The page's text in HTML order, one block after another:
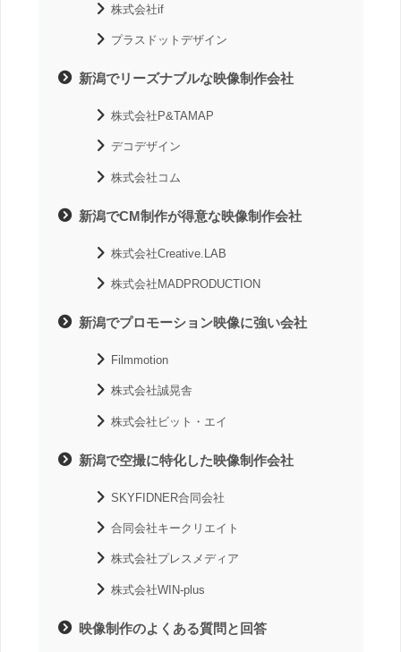
株式会社if
プラスドットデザイン
新潟でリーズナブルな映像制作会社
株式会社P&TAMAP
デコデザイン
株式会社コム
新潟でCM制作が得意な映像制作会社
株式会社Creative.LAB
株式会社MADPRODUCTION
新潟でプロモーション映像に強い会社
Filmmotion
株式会社誠晃舎
株式会社ビット・エイ
新潟で空撮に特化した映像制作会社
SKYFIDNER合同会社
合同会社キークリエイト
株式会社プレスメディア
株式会社WIN-plus
映像制作のよくある質問と回答